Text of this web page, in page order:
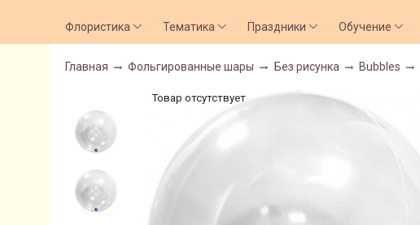
Флористика Тематика Праздники Обучение
Главная Фольгированные шары Без рисунка Bubbles
Товар отсутствует